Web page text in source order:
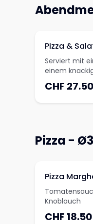
Pizza &
Serviert mit
einem
Haussauce
Wahl
CHF 27.50
Pizza -
Pizza
Knoblauch
CHF 18.50